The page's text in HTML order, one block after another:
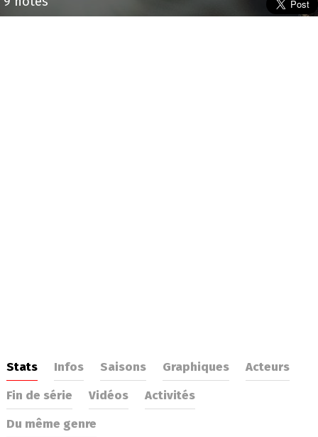
Stats Infos Saisons Graphiques
Acteurs
Fin de série
Vidéos
Activités
Du même genre